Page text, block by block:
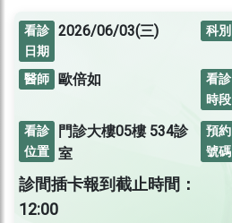
看診
日期
2026/06/03(三) 科別
醫師 歐倍如
看診
時段
看診
位置
門診大樓05樓534診
室
預約
號碼
診間插卡報到截止時間：
12:00